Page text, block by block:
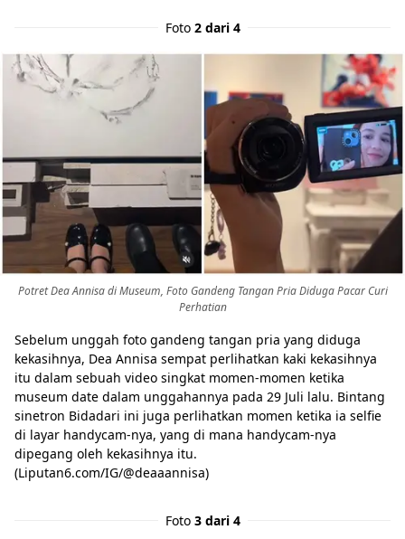
Foto 2 dari 4
Potret Dea Annisa di Museum, Foto Gandeng Tangan Pria Diduga Pacar Curi
Perhatian
Sebelum unggah foto gandeng tangan pria yang diduga
kekasihnya, Dea Annisa sempat perlihatkan kaki kekasihnya
itu dalam sebuah video singkat momen-momen ketika
museum date dalam unggahannya pada 29 Juli lalu. Bintang
sinetron Bidadari ini juga perlihatkan momen ketika ia selfie
di layar handycam-nya, yang di mana handycam-nya
dipegang oleh kekasihnya itu.
(Liputan6.com/IG/@deaaannisa)
Foto 3 dari 4